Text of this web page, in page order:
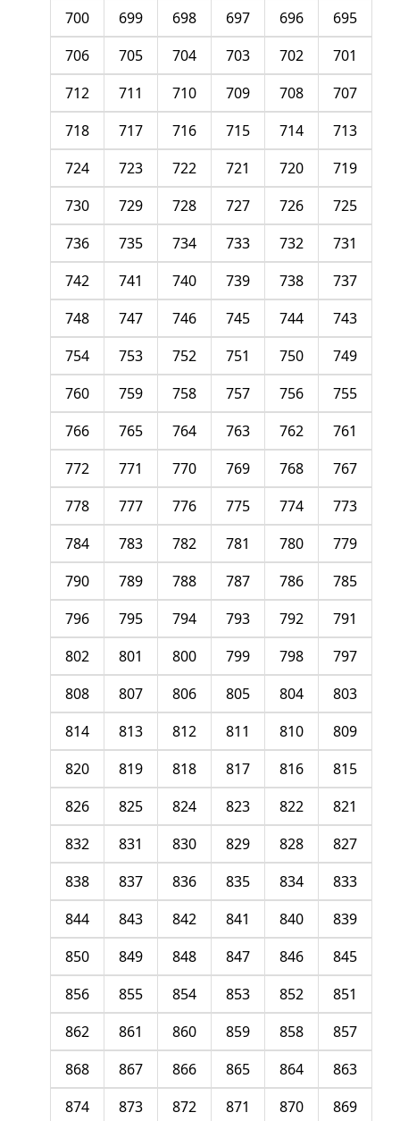
695
696
697
698
699
700
701
702
703
704
705
706
707
708
709
710
711
712
713
714
715
716
717
718
719
720
721
722
723
724
725
726
727
728
729
730
731
732
733
734
735
736
737
738
739
740
741
742
743
744
745
746
747
748
749
750
751
752
753
754
755
756
757
758
759
760
761
762
763
764
765
766
767
768
769
770
771
772
773
774
775
776
777
778
779
780
781
782
783
784
785
786
787
788
789
790
791
792
793
794
795
796
797
798
799
800
801
802
803
804
805
806
807
808
809
810
811
812
813
814
815
816
817
818
819
820
821
822
823
824
825
826
827
828
829
830
831
832
833
834
835
836
837
838
839
840
841
842
843
844
845
846
847
848
849
850
851
852
853
854
855
856
857
858
859
860
861
862
863
864
865
866
867
868
869
870
871
872
873
874